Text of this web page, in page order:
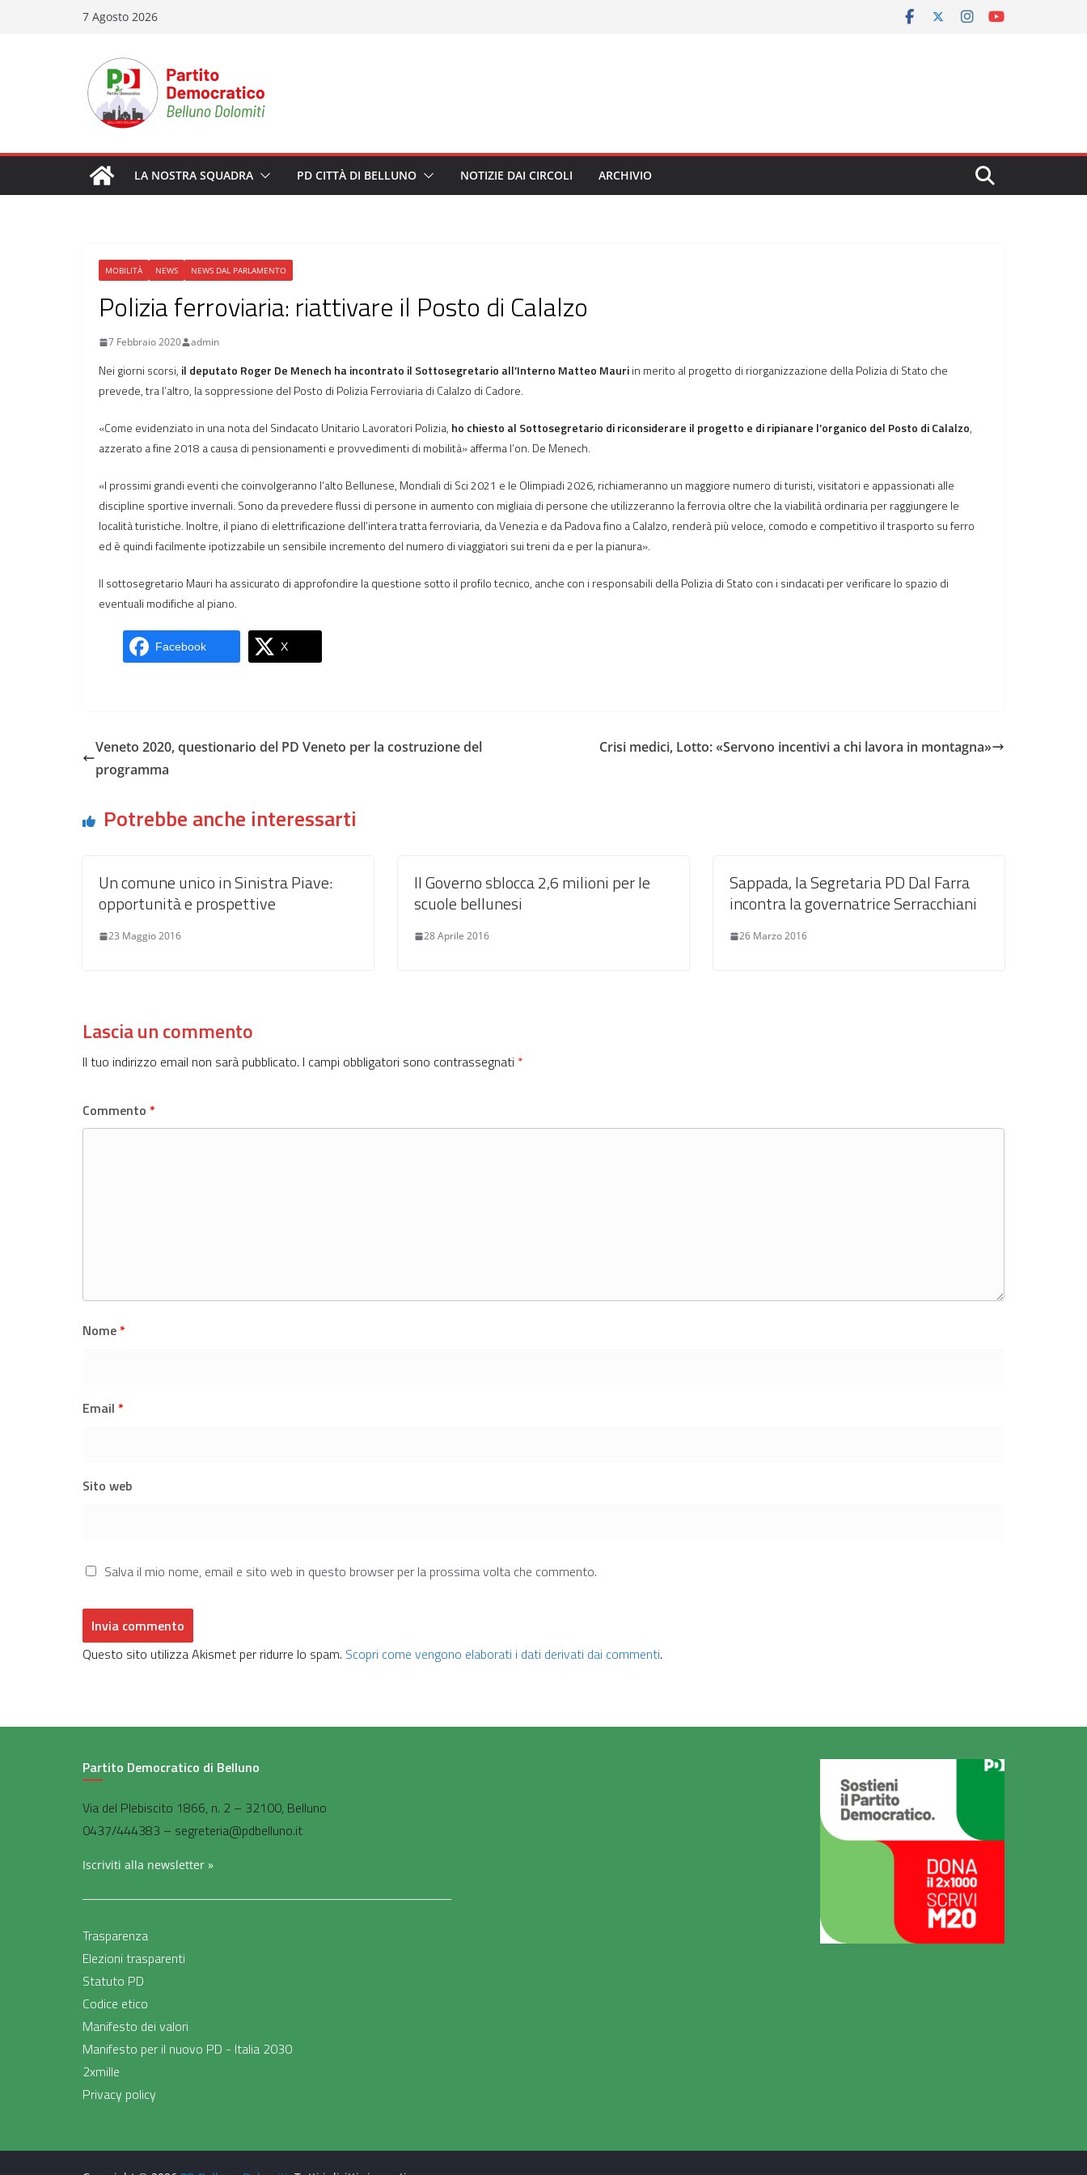
7 Agosto 2026
LA NOSTRA SQUADRA PD CITTÀ DI BELLUNO NOTIZIE DAI CIRCOLI ARCHIVIO
MOBILITÀ NEWS NEWS DAL PARLAMENTO
Polizia ferroviaria: riattivare il Posto di Calalzo
7 Febbraio 2020 admin
Nei giorni scorsi, il deputato Roger De Menech ha incontrato il Sottosegretario all’Interno Matteo Mauriin merito al progetto di riorganizzazione della Polizia di Stato che
prevede, tra l’altro, la soppressione del Posto di Polizia Ferroviaria di Calalzo di Cadore.
«Come evidenziato in una nota del Sindacato Unitario Lavoratori Polizia, ho chiesto al Sottosegretario di riconsiderare il progetto e di ripianare l’organico del Posto di Calalzo,
azzerato a fine 2018 a causa di pensionamenti e provvedimenti di mobilità» afferma l’on. De Menech.
«I prossimi grandi eventi che coinvolgeranno l’alto Bellunese, Mondiali di Sci 2021 e le Olimpiadi 2026, richiameranno un maggiore numero di turisti, visitatori e appassionati alle
discipline sportive invernali. Sono da prevedere flussi di persone in aumento con migliaia di persone che utilizzeranno la ferrovia oltre che la viabilità ordinaria per raggiungere le
località turistiche. Inoltre, il piano di elettrificazione dell’intera tratta ferroviaria, da Venezia e da Padova fino a Calalzo, renderà più veloce, comodo e competitivo il trasporto su ferro
ed è quindi facilmente ipotizzabile un sensibile incremento del numero di viaggiatori sui treni da e per la pianura».
Il sottosegretario Mauri ha assicurato di approfondire la questione sotto il profilo tecnico, anche con i responsabili della Polizia di Stato con i sindacati per verificare lo spazio di
eventuali modifiche al piano.
Facebook X
Veneto 2020, questionario del PD Veneto per la costruzione del
programma
Crisi medici, Lotto: «Servono incentivi a chi lavora in montagna»
Potrebbe anche interessarti
Un comune unico in Sinistra Piave:
opportunità e prospettive
23 Maggio 2016
Il Governo sblocca 2,6 milioni per le
scuole bellunesi
28 Aprile 2016
Sappada, la Segretaria PD Dal Farra
incontra la governatrice Serracchiani
26 Marzo 2016
Lascia un commento
Il tuo indirizzo email non sarà pubblicato. I campi obbligatori sono contrassegnati *
Commento *
Nome*
Email *
Sito web
Salva il mio nome, email e sito web in questo browser per la prossima volta che commento.
Questo sito utilizza Akismet per ridurre lo spam. Scopri come vengono elaborati i dati derivati dai commenti.
Partito Democratico di Belluno
Via del Plebiscito 1866, n. 2 – 32100, Belluno
0437/444383 – segreteria@pdbelluno.it
Iscriviti alla newsletter »
Trasparenza
Elezioni trasparenti
Statuto PD
Codice etico
Manifesto dei valori
Manifesto per il nuovo PD - Italia 2030
2xmille
Privacy policy